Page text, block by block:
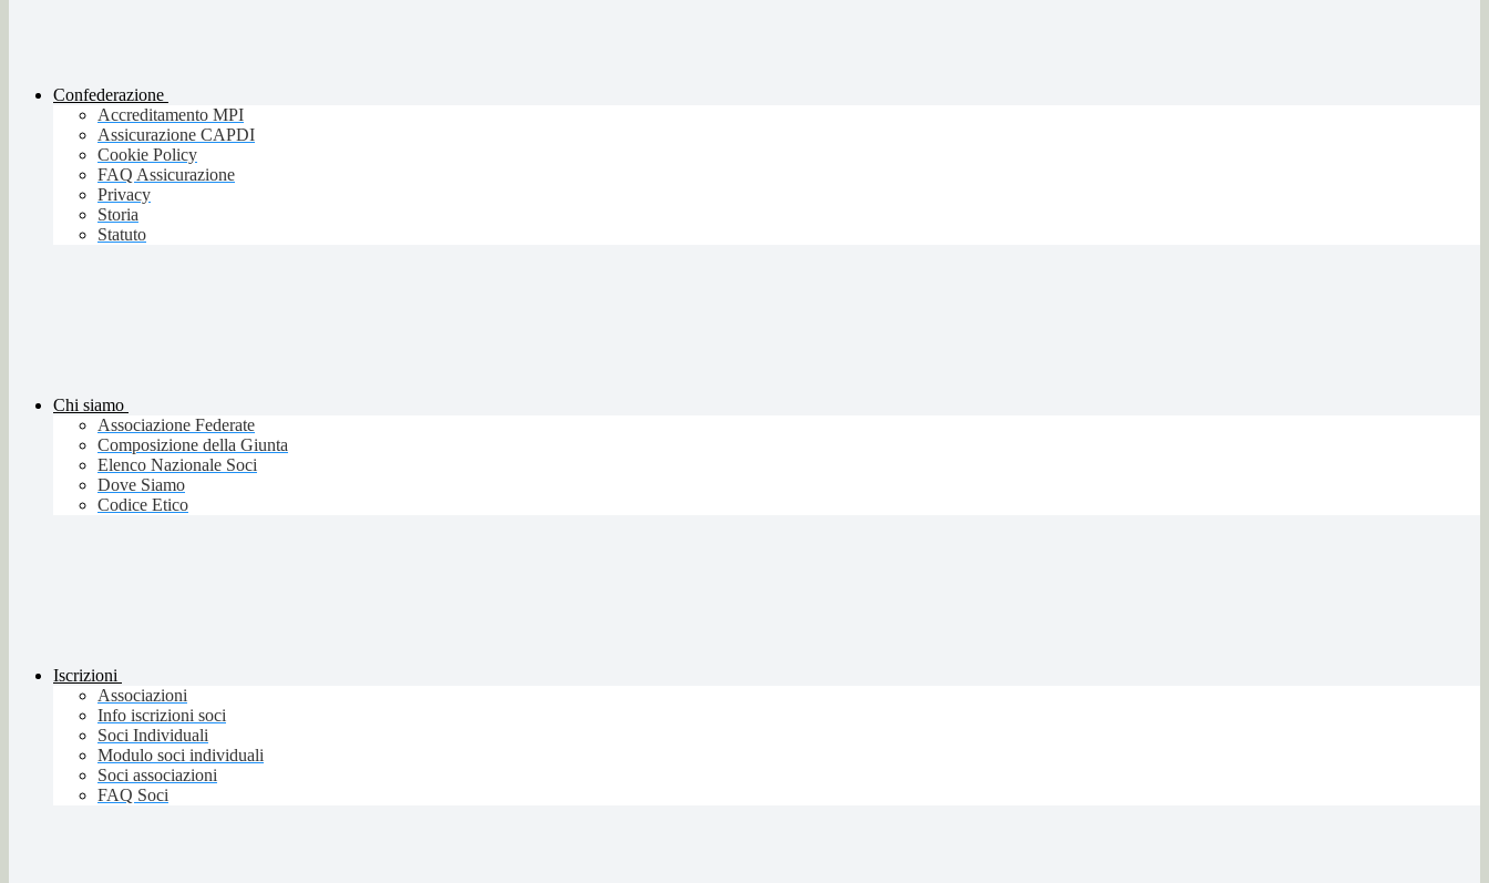
Confederazione
Accreditamento MPI
Assicurazione CAPDI
Cookie Policy
FAQ Assicurazione
Privacy
Storia
Statuto
Chi siamo
Associazione Federate
Composizione della Giunta
Elenco Nazionale Soci
Dove Siamo
Codice Etico
Iscrizioni
Associazioni
Info iscrizioni soci
Soci Individuali
Modulo soci individuali
Soci associazioni
FAQ Soci